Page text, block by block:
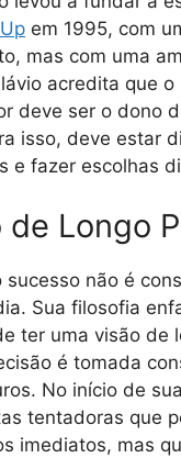
em 1995, com
mas com uma
acredita que o
deve ser o dono
isso, deve estar
e fazer escolhas
de Longo
sucesso não é
Sua filosofia
ter uma visão de
é tomada
No início de
tentadoras que
imediatos, mas